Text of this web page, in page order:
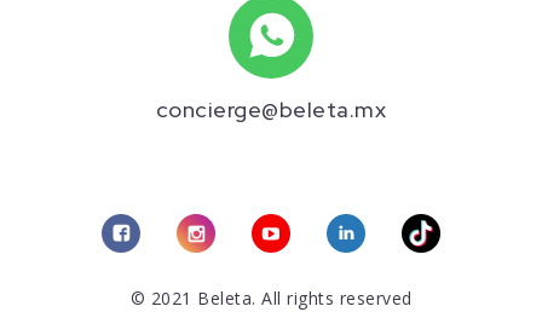
concierge@beleta.mx
© 2021 Beleta. All rights reserved